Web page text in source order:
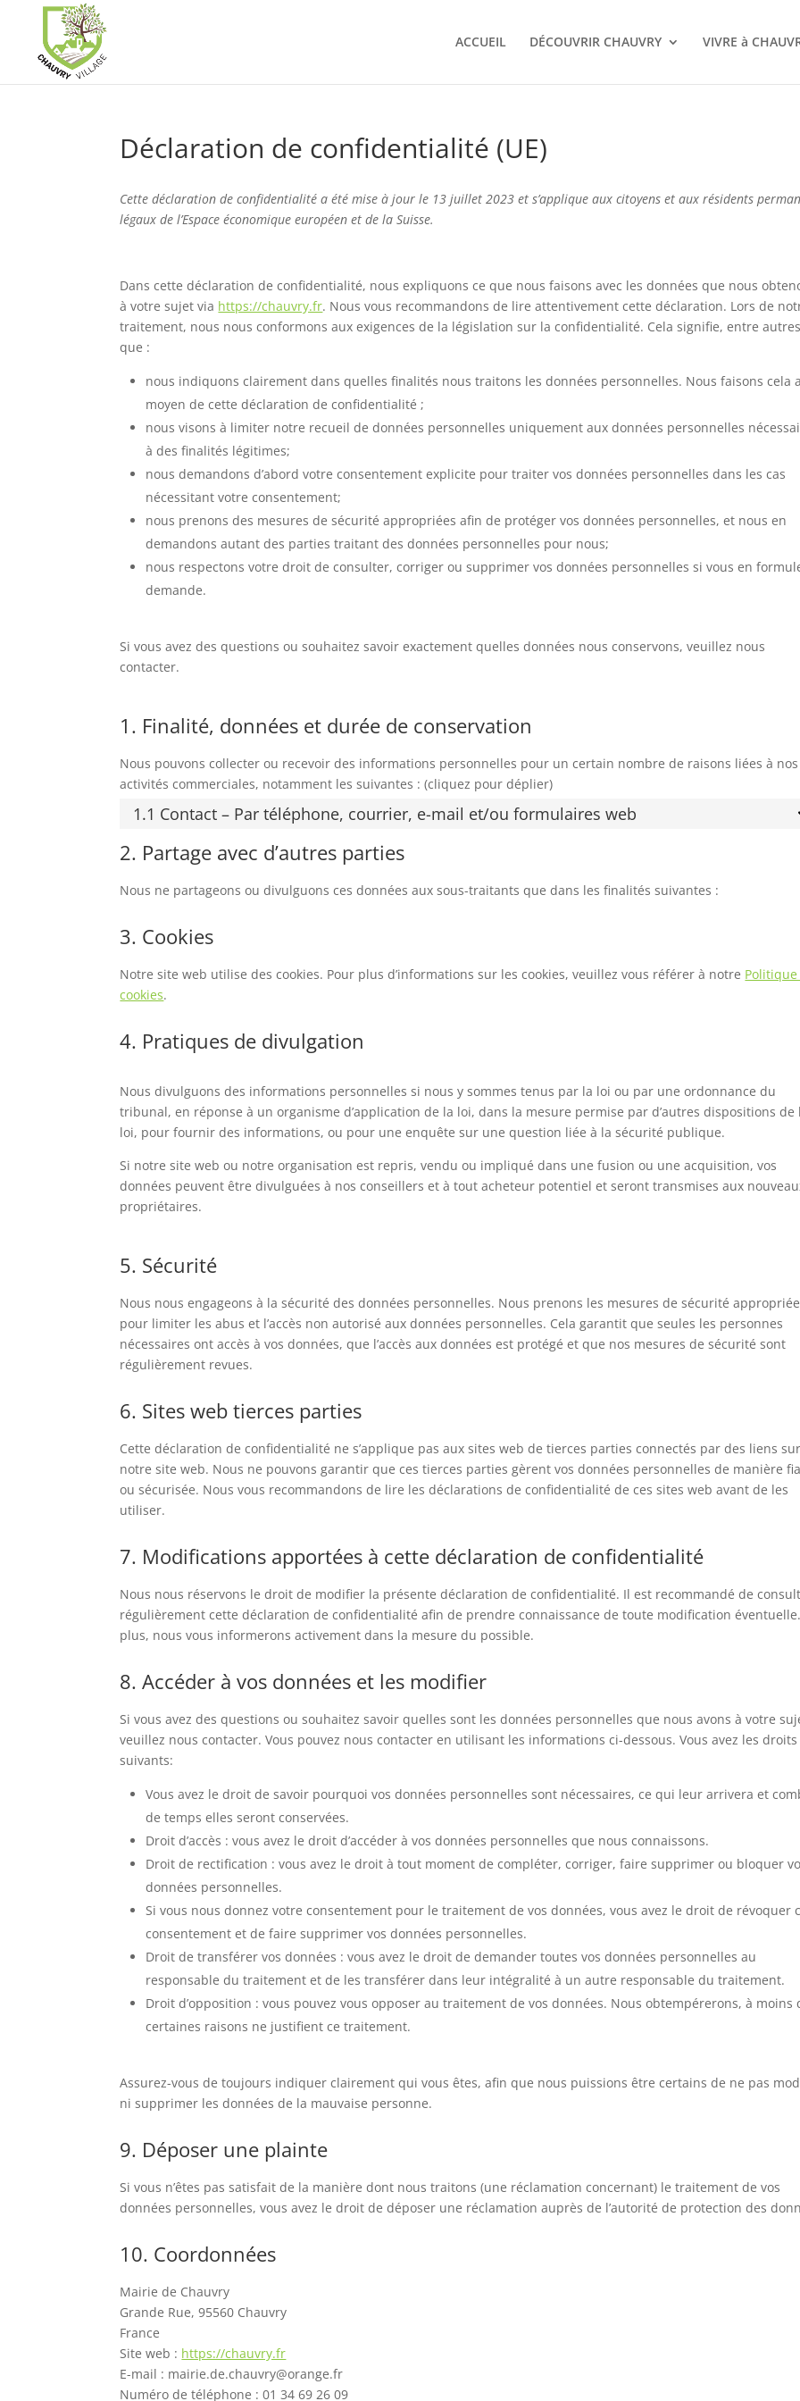
ACCUEIL DÉCOUVRIR CHAUVRY VIVRE à
Déclaration de confidentialité (UE)
Cette déclaration de confidentialité a été mise à jour le 13 juillet 2023 et s’applique aux citoyens et aux résidents
légaux de l’Espace économique européen et de la Suisse.
Dans cette déclaration de confidentialité, nous expliquons ce que nous faisons avec les données que nous
à votre sujet via https://chauvry.fr. Nous vous recommandons de lire attentivement cette déclaration. Lors de
traitement, nous nous conformons aux exigences de la législation sur la confidentialité. Cela signifie, entre
que :
nous indiquons clairement dans quelles finalités nous traitons les données personnelles. Nous faisons cela
moyen de cette déclaration de confidentialité ;
nous visons à limiter notre recueil de données personnelles uniquement aux données personnelles
à des finalités légitimes;
nous demandons d’abord votre consentement explicite pour traiter vos données personnelles dans les cas
nécessitant votre consentement;
nous prenons des mesures de sécurité appropriées afin de protéger vos données personnelles, et nous en
demandons autant des parties traitant des données personnelles pour nous;
nous respectons votre droit de consulter, corriger ou supprimer vos données personnelles si vous en
demande.
Si vous avez des questions ou souhaitez savoir exactement quelles données nous conservons, veuillez nous
contacter.
1. Finalité, données et durée de conservation
Nous pouvons collecter ou recevoir des informations personnelles pour un certain nombre de raisons liées à nos
activités commerciales, notamment les suivantes : (cliquez pour déplier)
1.1 Contact – Par téléphone, courrier, e-mail et/ou formulaires web
2. Partage avec d’autres parties
Nous ne partageons ou divulguons ces données aux sous-traitants que dans les finalités suivantes :
3. Cookies
Notre site web utilise des cookies. Pour plus d’informations sur les cookies, veuillez vous référer à notre Politique
cookies.
4. Pratiques de divulgation
Nous divulguons des informations personnelles si nous y sommes tenus par la loi ou par une ordonnance du
tribunal, en réponse à un organisme d’application de la loi, dans la mesure permise par d’autres dispositions de
loi, pour fournir des informations, ou pour une enquête sur une question liée à la sécurité publique.
Si notre site web ou notre organisation est repris, vendu ou impliqué dans une fusion ou une acquisition, vos
données peuvent être divulguées à nos conseillers et à tout acheteur potentiel et seront transmises aux
propriétaires.
5. Sécurité
Nous nous engageons à la sécurité des données personnelles. Nous prenons les mesures de sécurité
pour limiter les abus et l’accès non autorisé aux données personnelles. Cela garantit que seules les personnes
nécessaires ont accès à vos données, que l’accès aux données est protégé et que nos mesures de sécurité sont
régulièrement revues.
6. Sites web tierces parties
Cette déclaration de confidentialité ne s’applique pas aux sites web de tierces parties connectés par des liens sur
notre site web. Nous ne pouvons garantir que ces tierces parties gèrent vos données personnelles de manière
ou sécurisée. Nous vous recommandons de lire les déclarations de confidentialité de ces sites web avant de les
utiliser.
7. Modifications apportées à cette déclaration de confidentialité
Nous nous réservons le droit de modifier la présente déclaration de confidentialité. Il est recommandé de
régulièrement cette déclaration de confidentialité afin de prendre connaissance de toute modification
plus, nous vous informerons activement dans la mesure du possible.
8. Accéder à vos données et les modifier
Si vous avez des questions ou souhaitez savoir quelles sont les données personnelles que nous avons à votre
veuillez nous contacter. Vous pouvez nous contacter en utilisant les informations ci-dessous. Vous avez les droits
suivants:
Vous avez le droit de savoir pourquoi vos données personnelles sont nécessaires, ce qui leur arrivera et
de temps elles seront conservées.
Droit d’accès : vous avez le droit d’accéder à vos données personnelles que nous connaissons.
Droit de rectification : vous avez le droit à tout moment de compléter, corriger, faire supprimer ou bloquer
données personnelles.
Si vous nous donnez votre consentement pour le traitement de vos données, vous avez le droit de révoquer
consentement et de faire supprimer vos données personnelles.
Droit de transférer vos données : vous avez le droit de demander toutes vos données personnelles au
responsable du traitement et de les transférer dans leur intégralité à un autre responsable du traitement.
Droit d’opposition : vous pouvez vous opposer au traitement de vos données. Nous obtempérerons, à moins
certaines raisons ne justifient ce traitement.
Assurez-vous de toujours indiquer clairement qui vous êtes, afin que nous puissions être certains de ne pas
ni supprimer les données de la mauvaise personne.
9. Déposer une plainte
Si vous n’êtes pas satisfait de la manière dont nous traitons (une réclamation concernant) le traitement de vos
données personnelles, vous avez le droit de déposer une réclamation auprès de l’autorité de protection des
10. Coordonnées
Mairie de Chauvry
Grande Rue, 95560 Chauvry
France
Site web : https://chauvry.fr
E-mail : mairie.de.chauvry@orange.fr
Numéro de téléphone : 01 34 69 26 09